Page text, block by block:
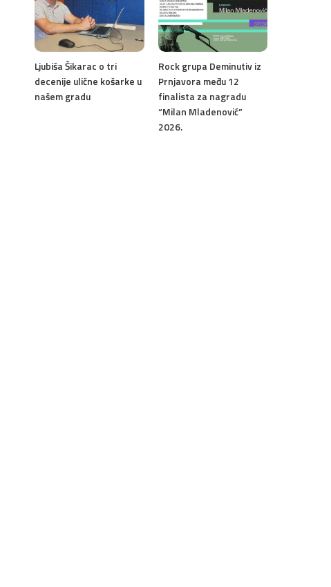
Ljubiša Šikarac o tri
decenije ulične košarke u
našem gradu
Rock grupa Deminutiv iz
Prnjavora među 12
finalista za nagradu
“Milan Mladenović”
2026.